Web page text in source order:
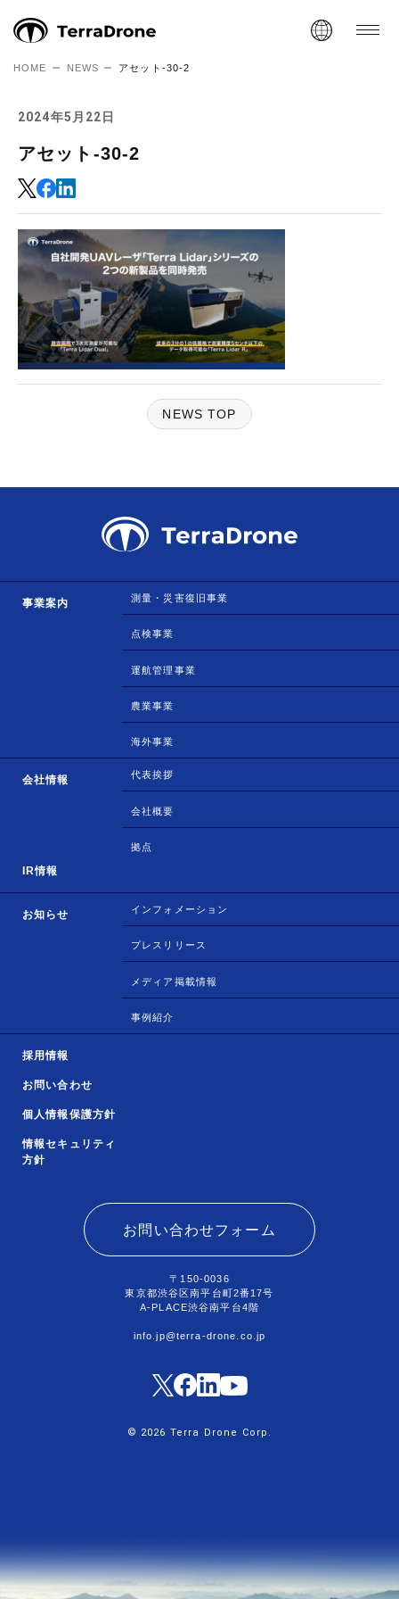
HOME NEWS アセット-30-2
2024年5月22日
アセット-30-2
NEWS TOP
事業案内 測量・災害復旧事業
点検事業
運航管理事業
農業事業
海外事業
会社情報 代表挨拶
会社概要
拠点
IR情報
お知らせ インフォメーション
プレスリリース
メディア掲載情報
事例紹介
採用情報
お問い合わせ
個人情報保護方針
情報セキュリティ
方針
お問い合わせフォーム
〒150-0036
東京都渋谷区南平台町2番17号
A-PLACE渋谷南平台4階
info.jp@terra-drone.co.jp
© 2026 Terra Drone Corp.